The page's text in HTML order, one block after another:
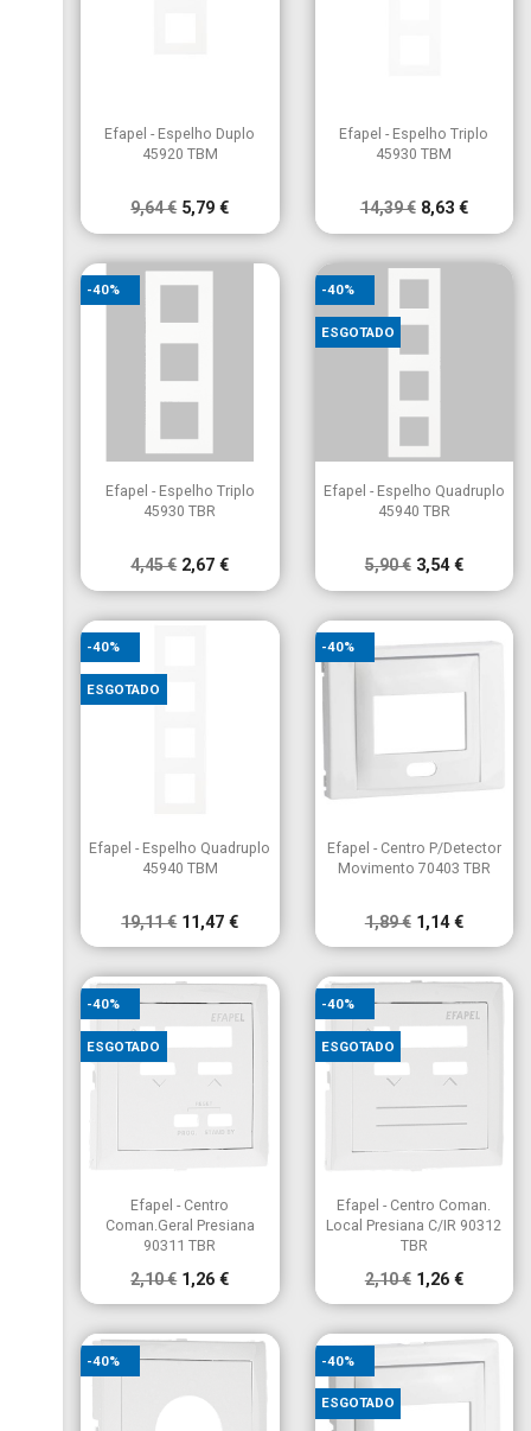
Criar lista de desejos ×
Entrar
 Vista rápida
Efapel - Espelho Duplo
45920 TBM
9,64 € 5,79 €
 Vista rápida
Efapel - Espelho Triplo
45930 TBM
14,39 € 8,63 €
 Vista rápida
Efapel - Espelho Triplo
45930 TBR
4,45 € 2,67 €
-40%
Vista rápida
Efapel - Espelho Quadruplo
45940 TBR
5,90 € 3,54 €
-40%
ESGOTADO
Vista rápida
Efapel - Espelho Quadruplo
45940 TBM
19,11 € 11,47 €
-40%
ESGOTADO
Vista rápida
Efapel - Centro P/Detector
Movimento 70403 TBR
1,89 € 1,14 €
-40%
Vista rápida
Efapel - Centro
Coman.Geral Presiana
90311 TBR
2,10 € 1,26 €
-40%
ESGOTADO
 Vista rápida
Efapel - Centro Coman.
Local Presiana C/IR 90312
TBR
2,10 € 1,26 €
-40%
ESGOTADO
-40% -40%
ESGOTADO